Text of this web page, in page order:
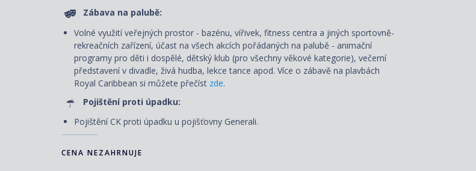
Zábava na palubě:
Volné využití veřejných prostor - bazénu, vířivek, fitness centra a jiných sportovně-
rekreačních zařízení, účast na všech akcích pořádaných na palubě - animační
programy pro děti i dospělé, dětský klub (pro všechny věkové kategorie), večerní
představení v divadle, živá hudba, lekce tance apod. Více o zábavě na plavbách
Royal Caribbean si můžete přečíst zde.
Pojištění proti úpadku:
Pojištění CK proti úpadku u pojišťovny Generali.
CENA NEZAHRNUJE